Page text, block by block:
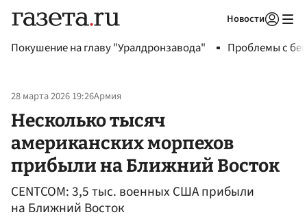
Новости
Покушение на главу "Уралдронзавода" Проблемы с
28 марта 2026 19:26Армия
Несколько тысяч
американских морпехов
прибыли на Ближний Восток
CENTCOM: 3,5 тыс. военных США прибыли
на Ближний Восток